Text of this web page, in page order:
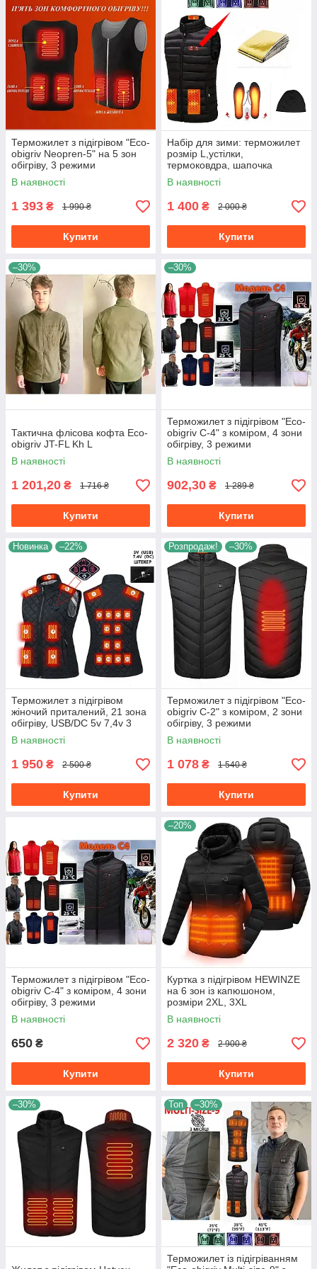
Терможилет з підігрівом "Eco-
obigriv Neopren-5" на 5 зон
обігріву, 3 режими
регулювання температури S
В наявності
1 393 ₴ 1 990 ₴
Купити
Набір для зими: терможилет
розмір L,устілки,
термоковдра, шапочка
В наявності
1 400 ₴ 2 000 ₴
Купити
–30%
Тактична флісова кофта Eco-
obigriv JT-FL Kh L
В наявності
1 201,20 ₴ 1 716 ₴
Купити
–30%
Терможилет з підігрівом "Eco-
obigriv C-4" з коміром, 4 зони
обігріву, 3 режими
регулювання температури
25-45 °C B M
В наявності
902,30 ₴ 1 289 ₴
Купити
Новинка –22%
Терможилет з підігрівом
жіночий приталений, 21 зона
обігріву, USB/DC 5v 7,4v 3
режими регулювання
температури чорний,розмір
В наявності
1 950 ₴ 2 500 ₴
Купити
Розпродаж! –30%
Терможилет з підігрівом "Eco-
obigriv C-2" з коміром, 2 зони
обігріву, 3 режими
регулювання температури B
L
В наявності
1 078 ₴ 1 540 ₴
Купити
Терможилет з підігрівом "Eco-
obigriv C-4" з коміром, 4 зони
обігріву, 3 режими
регулювання температури
25-45 °C B M
В наявності
650 ₴
Купити
–20%
Куртка з підігрівом HEWINZE
на 6 зон із капюшоном,
розміри 2XL, 3XL
В наявності
2 320 ₴ 2 900 ₴
Купити
–30% Топ –30%
Терможилет із підігріванням